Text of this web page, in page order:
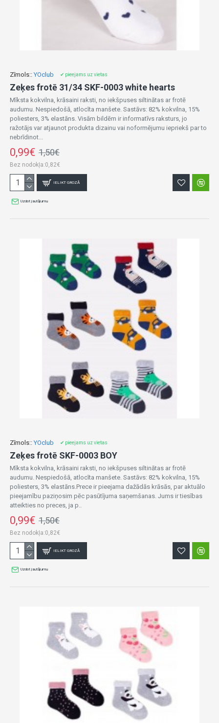
Zīmols:: YOclub ✔ pieejams uz vietas
Zeķes frotē 31/34 SKF-0003 white hearts
Mīksta kokvilna, krāsaini raksti, no iekšpuses siltinātas ar frotē
audumu. Nespiedošā, atlocīta manšete. Sastāvs: 82% kokvilna, 15%
poliesters, 3% elastāns. Visām bildēm ir informatīvs raksturs, jo
ražotājs var atjaunot produkta dizainu vai noformējumu iepriekš par to
nebrīdinot...
0,99€ 1,50€
Bez nodokļa:0,82€
IELIKT GROZĀ
Uzdot jautājumu
Zīmols:: YOclub ✔ pieejams uz vietas
Zeķes frotē SKF-0003 BOY
Mīksta kokvilna, krāsaini raksti, no iekšpuses siltinātas ar frotē
audumu. Nespiedošā, atlocīta manšete. Sastāvs: 82% kokvilna, 15%
poliesters, 3% elastāns.Prece ir pieejama dažādās krāsās, par aktuālo
pieejamību paziņosim pēc pasūtījuma saņemšanas. Jums ir tiesības
atteikties no preces, ja p..
0,99€ 1,50€
Bez nodokļa:0,82€
IELIKT GROZĀ
Uzdot jautājumu